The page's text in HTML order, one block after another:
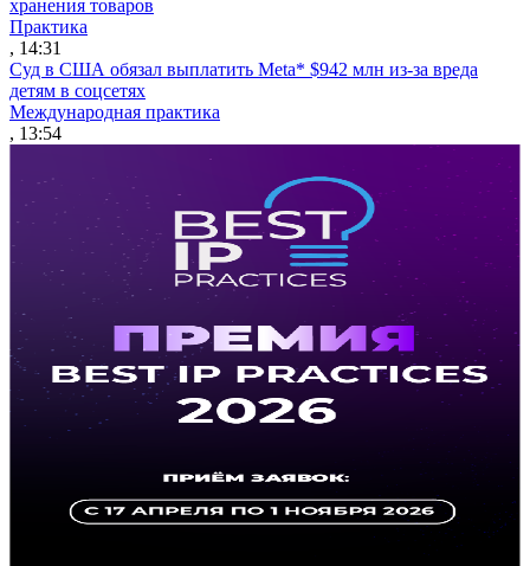
хранения товаров
Практика
, 14:31
Суд в США обязал выплатить Meta* $942 млн из-за вреда
детям в соцсетях
Международная практика
, 13:54